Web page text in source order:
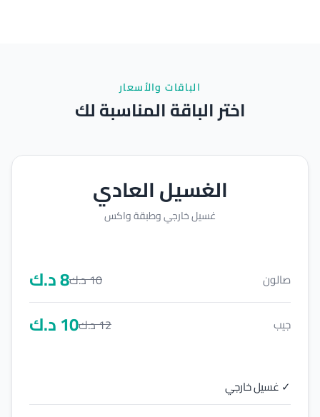
الباقات والأسعار
اختر الباقة المناسبة لك
الغسيل العادي
غسيل خارجي وطبقة واكس
صالون 10د.ك8د.ك
جيب 12د.ك10د.ك
✓ غسيل خارجي